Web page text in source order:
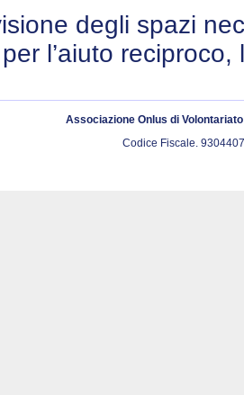
degli spazi
l’aiuto
Associazione Onlus di
Codice Fiscale.